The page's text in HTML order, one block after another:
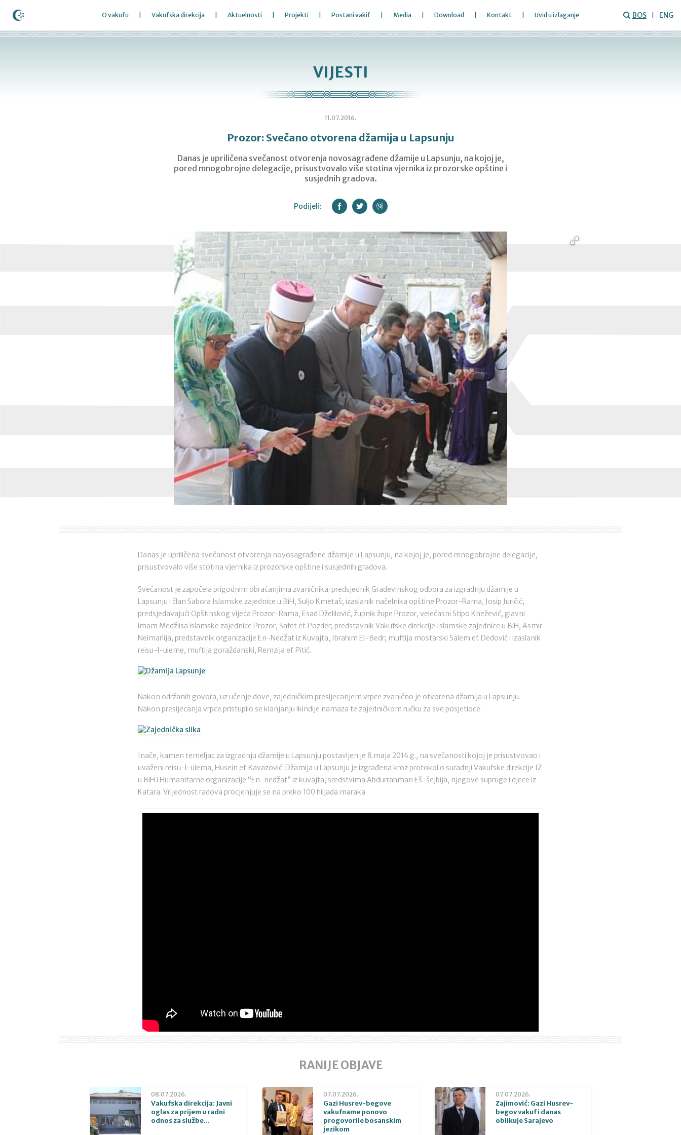
O vakufu Vakufska direkcija Aktuelnosti Projekti Postani vakif Media Download Kontakt Uvid u izlaganje BOS ENG
VIJESTI
11.07.2016.
Prozor: Svečano otvorena džamija u Lapsunju
Danas je upriličena svečanost otvorenja novosagrađene džamije u Lapsunju, na kojoj je,
pored mnogobrojne delegacije, prisustvovalo više stotina vjernika iz prozorske opštine i
susjednih gradova.
Podijeli:
Danas je upriličena svečanost otvorenja novosagrađene džamije u Lapsunju, na kojoj je, pored mnogobrojne delegacije,
prisustvovalo više stotina vjernika iz prozorske opštine i susjednih gradova.
Svečanost je započela prigodnim obraćanjima zvaničnika: predsjednik Građevinskog odbora za izgradnju džamije u
Lapsunju i član Sabora Islamske zajednice u BiH, Suljo Kmetaš; izaslanik načelnika opštine Prozor-Rama, Josip Juričić;
predsjedavajući Opštinskog vijeća Prozor-Rama, Esad Dželilović; župnik župe Prozor, velečasni Stipo Knežević; glavni
imam Medžlisa islamske zajednice Prozor, Safet ef. Pozder; predstavnik Vakufske direkcije Islamske zajednice u BiH, Asmir
Neimarlija; predstavnik organizacije En-Nedžat iz Kuvajta, Ibrahim El-Bedr; muftija mostarski Salem ef. Dedović i izaslanik
reisu-l-uleme, muftija goraždanski, Remzija ef. Pitić.
Nakon održanih govora, uz učenje dove, zajedničkim presijecanjem vrpce zvanično je otvorena džamija u Lapsunju.
Nakon presijecanja vrpce pristupilo se klanjanju ikindije namaza te zajedničkom ručku za sve posjetioce.
Inače, kamen temeljac za izgradnju džamije u Lapsunju postavljen je 8.maja 2014.g., na svečanosti kojoj je prisustvovao i
uvaženi reisu-l-ulema, Husein ef. Kavazović. Džamija u Lapsunju je izgrađena kroz protokol o suradnji Vakufske direkcije IZ
u BiH i Humanitarne organizacije “En-nedžat” iz kuvajta, sredstvima Abdurrahman Eš-šejbija, njegove supruge i djece iz
Katara. Vrijednost radova procjenjuje se na preko 100 hiljada maraka.
RANIJE OBJAVE
08.07.2026.
Vakufska direkcija: Javni
oglas za prijem u radni
odnos za službe...
07.07.2026.
Gazi Husrev-begove
vakufname ponovo
progovorile bosanskim
jezikom
07.07.2026.
Zajimović: Gazi Husrev-
begov vakuf i danas
oblikuje Sarajevo